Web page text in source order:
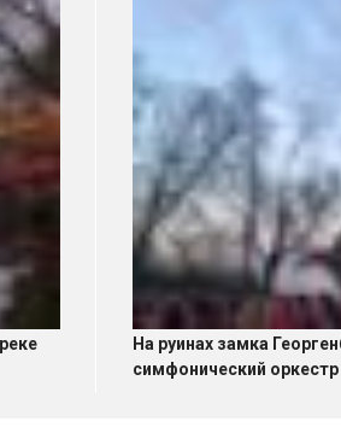
На руинах замка
симфонический оркестр